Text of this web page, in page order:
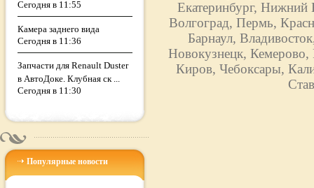
Сегодня в 11:55
Камера заднего вида
Сегодня в 11:36
Запчасти для Renault Duster
в АвтоДоке. Клубная ск ...
Сегодня в 11:30
Популярные новости
Екатеринбург, Нижний
Волгоград, Пермь,
Барнаул,
Новокузнецк,
Киров, Чебоксары,